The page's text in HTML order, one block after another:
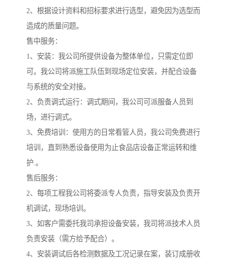
2、根据设计资料和招标要求进行选型，避免因为选型而
造成的质量问题。
售中服务：
1、安装：我公司所提供设备为整体单位，只需定位即
可。我公司将派施工队伍到现场定位安装，并配合设备
与系统的安全对接。
2、负责调式运行：调式期间，我公司可派服备人员到
场，进行调式。
3、免费培训：使用方的日常看管人员，我公司免费进行
培训，直到熟悉设备使用为止食品店设备正常运转和维
护.。
售后服务：
2、每项工程我公司将委派专人负责，指导安装及负责开
机调试，现场培训。
3、如客户需委托我司承担设备安装，我司将派技术人员
负责安装（需方给予配合）。
4、安装调试后各检测数据及工况记录在案，装订成册收